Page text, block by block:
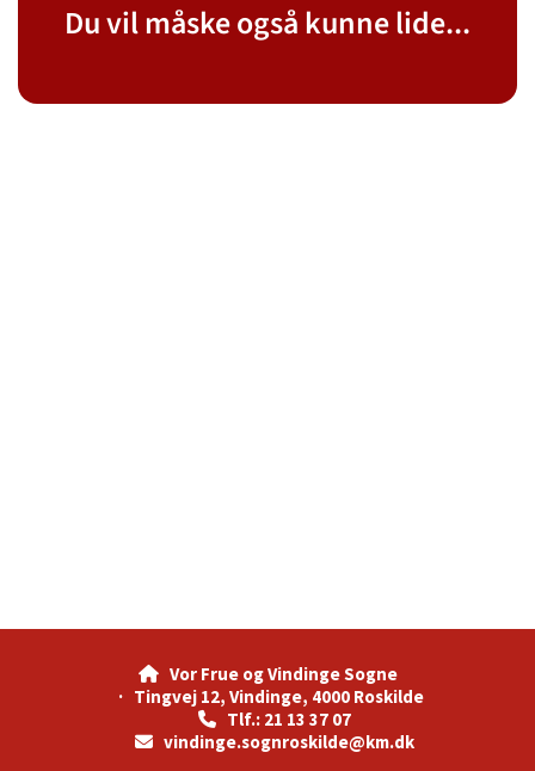
Du vil måske også kunne lide...
Vor Frue og Vindinge Sogne
· Tingvej 12, Vindinge, 4000 Roskilde
 Tlf.: 21 13 37 07
 vindinge.sognroskilde@km.dk